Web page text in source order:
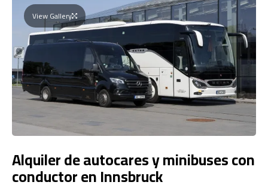
View Gallery
Alquiler de autocares y minibuses con
conductor en Innsbruck